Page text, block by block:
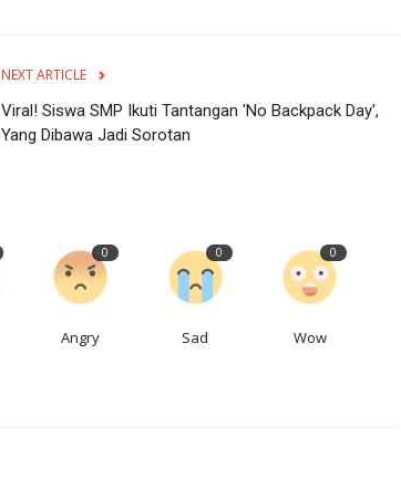
NEXT ARTICLE
Viral! Siswa SMP Ikuti Tantangan 'No Backpack Day',
Yang Dibawa Jadi Sorotan
0
Angry
0
Sad
0
Wow